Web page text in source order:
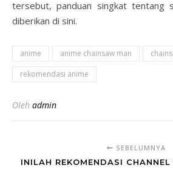
tersebut, panduan singkat tentang
diberikan di sini.
anime anime chainsaw man
rekomendasi anime
Oleh admin
SEBELUMNYA
INILAH REKOMENDASI